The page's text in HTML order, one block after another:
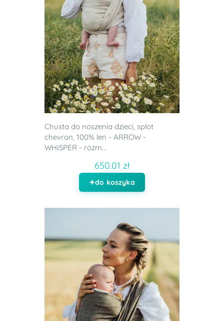
Chusta do noszenia dzieci, splot
chevron, 100% len - ARROW -
WHISPER - rozm...
650.01 zł
do koszyka